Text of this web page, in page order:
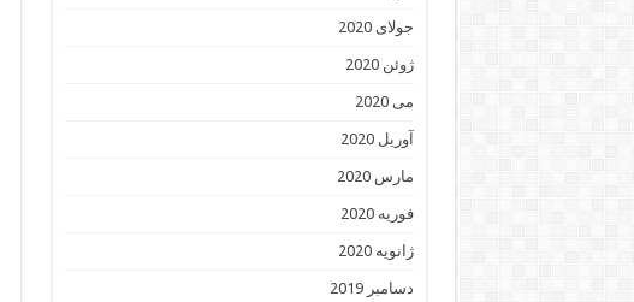
جولای 2020
ژوئن 2020
می 2020
آوریل 2020
مارس 2020
فوریه 2020
ژانویه 2020
دسامبر 2019